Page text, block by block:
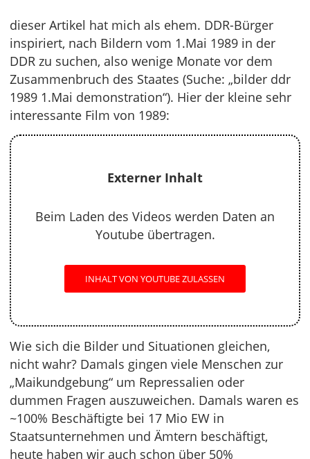
dieser Artikel hat mich als ehem. DDR-Bürger
inspiriert, nach Bildern vom 1.Mai 1989 in der
DDR zu suchen, also wenige Monate vor dem
Zusammenbruch des Staates (Suche: „bilder ddr
1989 1.Mai demonstration“). Hier der kleine sehr
interessante Film von 1989:
Externer Inhalt
Beim Laden des Videos werden Daten an
Youtube übertragen.
INHALT VON YOUTUBE ZULASSEN
Wie sich die Bilder und Situationen gleichen,
nicht wahr? Damals gingen viele Menschen zur
„Maikundgebung“ um Repressalien oder
dummen Fragen auszuweichen. Damals waren es
~100% Beschäftigte bei 17 Mio EW in
Staatsunternehmen und Ämtern beschäftigt,
heute haben wir auch schon über 50%